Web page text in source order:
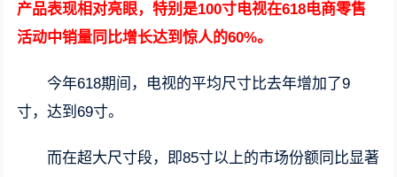
产品表现相对亮眼，特别是100寸电视在618电商零售
活动中销量同比增长达到惊人的60%。
今年618期间，电视的平均尺寸比去年增加了9
寸，达到69寸。
而在超大尺寸段，即85寸以上的市场份额同比显著